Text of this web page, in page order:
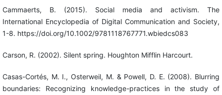
Cammaerts, B. (2015). Social media and activism. The
International Encyclopedia of Digital Communication and Society,
1-8. https://doi.org/10.1002/9781118767771.wbiedcs083
Carson, R. (2002). Silent spring. Houghton Mifflin Harcourt.
Casas-Cortés, M. I., Osterweil, M. & Powell, D. E. (2008). Blurring
boundaries: Recognizing knowledge-practices in the study of